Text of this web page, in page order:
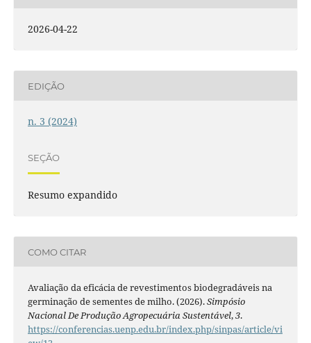
2026-04-22
EDIÇÃO
n. 3 (2024)
SEÇÃO
Resumo expandido
COMO CITAR
Avaliação da eficácia de revestimentos biodegradáveis na
germinação de sementes de milho. (2026).Simpósio
Nacional De Produção Agropecuária Sustentável,3.
https://conferencias.uenp.edu.br/index.php/sinpas/article/vi